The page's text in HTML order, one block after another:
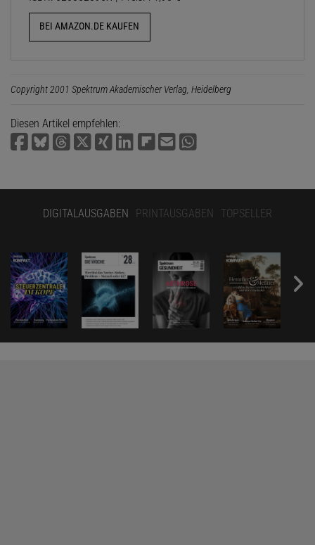
BEI AMAZON.DE KAUFEN
Copyright 2001 Spektrum Akademischer Verlag, Heidelberg
Diesen Artikel empfehlen:
DIGITALAUSGABEN PRINTAUSGABEN TOPSELLER